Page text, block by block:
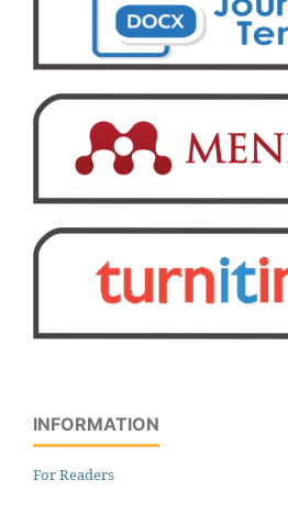
INFORMATION
For Readers